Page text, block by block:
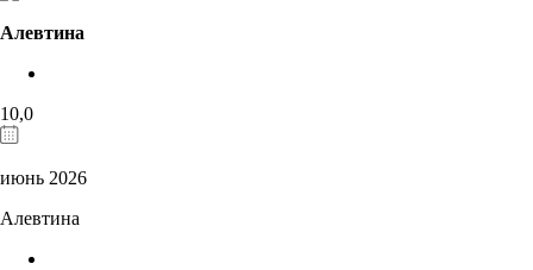
Алевтина
10,0
июнь 2026
Алевтина